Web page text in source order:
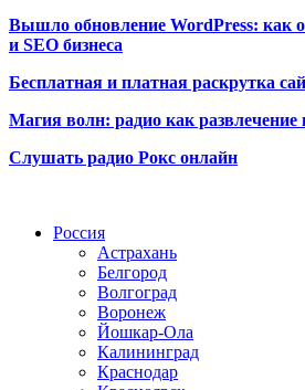
Вышло обновление WordPress: как
и SEO бизнеса
Бесплатная и платная раскрутка
Магия волн: радио как развлечение
Слушать радио Рокс онлайн
Россия
Астрахань
Белгород
Волгоград
Воронеж
Йошкар-Ола
Калининград
Краснодар